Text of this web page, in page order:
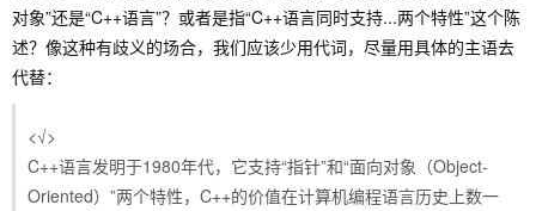
对象”还是“C++语言”？或者是指“C++语言同时支持...两个特性”这个陈
述？像这种有歧义的场合，我们应该少用代词，尽量用具体的主语去
代替：
<√>
C++语言发明于1980年代，它支持“指针”和“面向对象（Object-
Oriented）”两个特性，C++的价值在计算机编程语言历史上数一